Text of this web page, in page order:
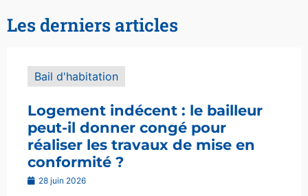
Les derniers articles
Bail d'habitation
Logement indécent : le bailleur
peut-il donner congé pour
réaliser les travaux de mise en
conformité ?
28 juin 2026